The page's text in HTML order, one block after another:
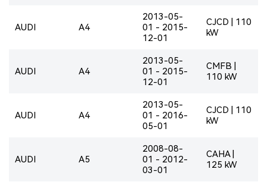
AUDI A4
2013-05-
01 - 2015-
12-01
CJCD | 110
kW
AUDI A4
2013-05-
01 - 2015-
12-01
CMFB |
110 kW
AUDI A4
2013-05-
01 - 2016-
05-01
CJCD | 110
kW
AUDI A5
2008-08-
01 - 2012-
03-01
CAHA |
125 kW